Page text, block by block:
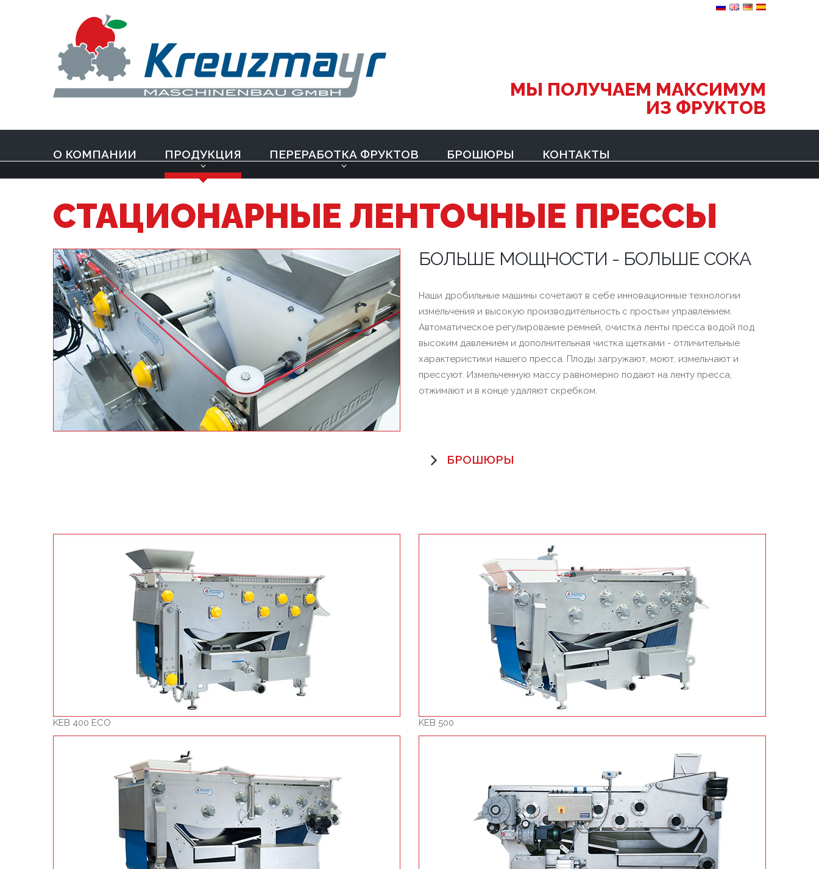
МЫ ПОЛУЧАЕМ МАКСИМУМ
ИЗ ФРУКТОВ
О КОМПАНИИ ПРОДУКЦИЯ ПЕРЕРАБОТКА ФРУКТОВ БРОШЮРЫ КОНТАКТЫ
СТАЦИОНАРНЫЕ ЛЕНТОЧНЫЕ ПРЕССЫ
БОЛЬШЕ МОЩНОСТИ - БОЛЬШЕ СОКА
Наши дробильные машины сочетают в себе инновационные технологии
измельчения и высокую производительность с простым управлением.
Автоматическое регулирование ремней, очистка ленты пресса водой под
высоким давлением и дополнительная чистка щетками - отличительные
характеристики нашего пресса. Плоды загружают, моют, измельчают и
прессуют. Измельченную массу равномерно подают на ленту пресса,
отжимают и в конце удаляют скребком.
БРОШЮРЫ
KEB 400 ECO KEB 500